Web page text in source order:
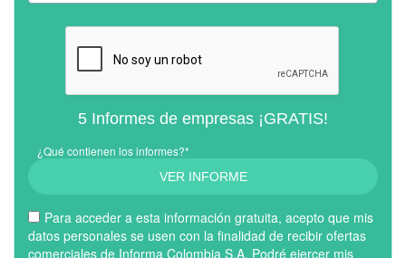
5 Informes de empresas ¡GRATIS!
¿Qué contienen los informes?*
VER INFORME
Para acceder a esta información gratuita, acepto que mis
datos personales se usen con la finalidad de recibir ofertas
comerciales de Informa Colombia S.A. Podré ejercer mis